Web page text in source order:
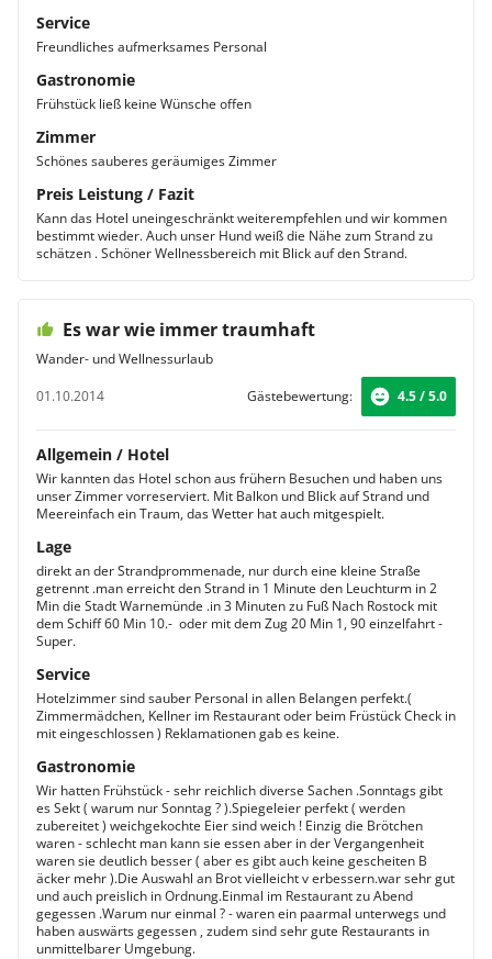
Service
Freundliches aufmerksames Personal
Gastronomie
Frühstück ließ keine Wünsche offen
Zimmer
Schönes sauberes geräumiges Zimmer
Preis Leistung / Fazit
Kann das Hotel uneingeschränkt weiterempfehlen und wir kommen
bestimmt wieder. Auch unser Hund weiß die Nähe zum Strand zu
schätzen . Schöner Wellnessbereich mit Blick auf den Strand.
Es war wie immer traumhaft
Wander- und Wellnessurlaub
01.10.2014
Gästebewertung: 4.5 / 5.0
Allgemein / Hotel
Wir kannten das Hotel schon aus frühern Besuchen und haben uns
unser Zimmer vorreserviert. Mit Balkon und Blick auf Strand und
Meereinfach ein Traum, das Wetter hat auch mitgespielt.
Lage
direkt an der Strandprommenade, nur durch eine kleine Straße
getrennt .man erreicht den Strand in 1 Minute den Leuchturm in 2
Min die Stadt Warnemünde .in 3 Minuten zu Fuß Nach Rostock mit
dem Schiff 60 Min 10.-  oder mit dem Zug 20 Min 1, 90 einzelfahrt -
Super.
Service
Hotelzimmer sind sauber Personal in allen Belangen perfekt.(
Zimmermädchen, Kellner im Restaurant oder beim Früstück Check in
mit eingeschlossen ) Reklamationen gab es keine.
Gastronomie
Wir hatten Frühstück - sehr reichlich diverse Sachen .Sonntags gibt
es Sekt ( warum nur Sonntag ? ).Spiegeleier perfekt ( werden
zubereitet ) weichgekochte Eier sind weich ! Einzig die Brötchen
waren - schlecht man kann sie essen aber in der Vergangenheit
waren sie deutlich besser ( aber es gibt auch keine gescheiten B
äcker mehr ).Die Auswahl an Brot vielleicht v erbessern.war sehr gut
und auch preislich in Ordnung.Einmal im Restaurant zu Abend
gegessen .Warum nur einmal ? - waren ein paarmal unterwegs und
haben auswärts gegessen , zudem sind sehr gute Restaurants in
unmittelbarer Umgebung.